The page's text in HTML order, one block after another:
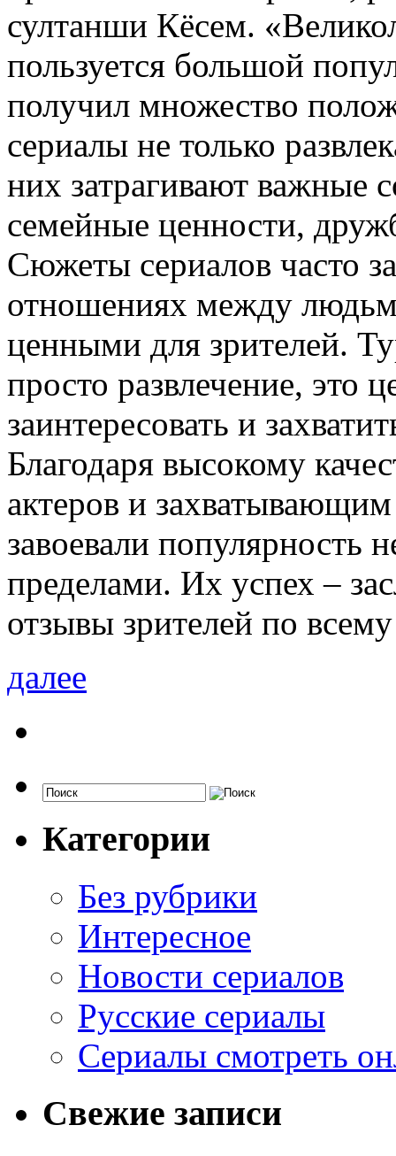
султанши Кёсем.
пользуется большой
получил множество
сериалы не только
них затрагивают важные
семейные ценности,
Сюжеты сериалов часто
отношениях между
ценными для зрителей.
просто развлечение, это
заинтересовать и
Благодаря высокому
актеров и
завоевали популярность
пределами. Их успех –
отзывы зрителей по
далее
Категории
Без рубрики
Интересное
Новости сериалов
Русские сериалы
Сериалы смотреть
Свежие записи